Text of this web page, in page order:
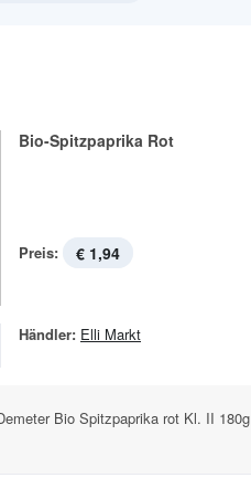
Bio-Spitzpaprika Rot
Preis: € 1,94
Händler: Elli Markt
Bio Spitzpaprika rot Kl. II 180g